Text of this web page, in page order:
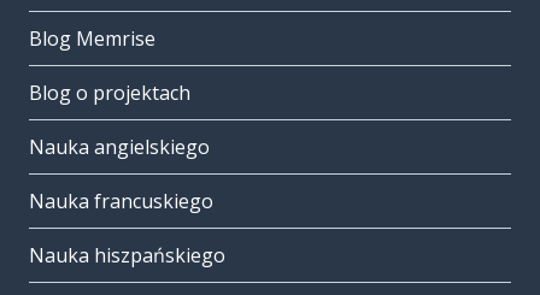
Blog Memrise
Blog o projektach
Nauka angielskiego
Nauka francuskiego
Nauka hiszpańskiego